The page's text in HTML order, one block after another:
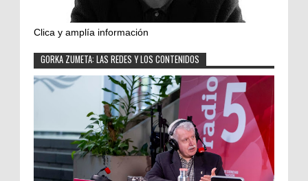
Clica y amplía información
GORKA ZUMETA: LAS REDES Y LOS CONTENIDOS